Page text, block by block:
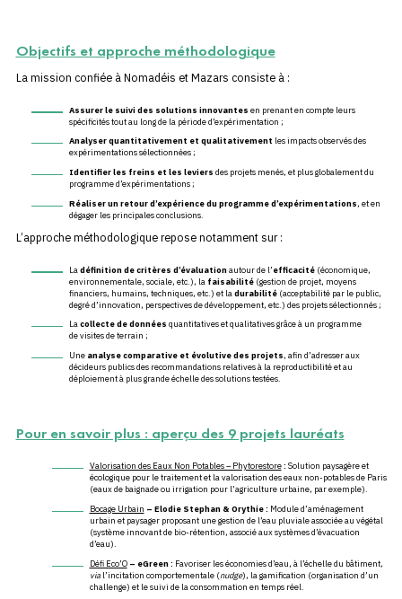
Objectifs et approche méthodologique
La mission confiée à Nomadéis et Mazars consiste à :
Assurer le suivi des solutions innovantes en prenant en compte leurs
spécificités tout au long de la période d’expérimentation ;
Analyser quantitativement et qualitativement les impacts observés des
expérimentations sélectionnées ;
Identifier les freins et les leviers des projets menés, et plus globalement du
programme d’expérimentations ;
Réaliser un retour d’expérience du programme d’expérimentations, et en
dégager les principales conclusions.
L’approche méthodologique repose notamment sur :
Ladéfinition de critères d’évaluationautour de l’efficacité (économique,
environnementale, sociale, etc.), la faisabilité (gestion de projet, moyens
financiers, humains, techniques, etc.) et ladurabilité (acceptabilité par le public,
degré d’innovation, perspectives de développement, etc.) des projets sélectionnés ;
Lacollecte de données quantitatives et qualitatives grâce à un programme
de visites de terrain ;
Une analyse comparative et évolutive des projets, afin d’adresser aux
décideurs publics des recommandations relatives à la reproductibilité et au
déploiement à plus grande échelle des solutions testées.
Pour en savoir plus : aperçu des 9 projets lauréats
Valorisation des Eaux Non Potables – Phytorestore: Solution paysagère et
écologique pour le traitement et la valorisation des eaux non-potables de Paris
(eaux de baignade ou irrigation pour l’agriculture urbaine, par exemple).
Bocage Urbain – Elodie Stephan & Orythie : Module d’aménagement
urbain et paysager proposant une gestion de l’eau pluviale associée au végétal
(système innovant de bio-rétention, associé aux systèmes d’évacuation
d’eau).
Défi Eco’O– eGreen : Favoriser les économies d’eau, à l’échelle du bâtiment,
vial’incitation comportementale (nudge), la gamification (organisation d’un
challenge) et le suivi de la consommation en temps réel.